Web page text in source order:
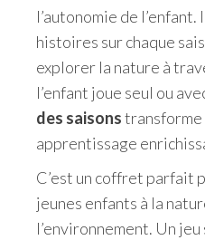
l’autonomie de
histoires sur chaque
explorer la nature à
l’enfant joue seul ou
des saisonstransforme
apprentissage
C’est un coffret parfait
jeunes enfants à la
l’environnement. Un